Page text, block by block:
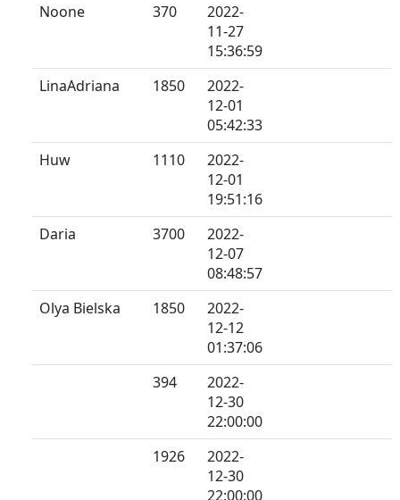
Noone
370
2022-
11-27
15:36:59
LinaAdriana
1850
2022-
12-01
05:42:33
Huw
1110
2022-
12-01
19:51:16
Daria
3700
2022-
12-07
08:48:57
Olya Bielska
1850
2022-
12-12
01:37:06
394
2022-
12-30
22:00:00
1926
2022-
12-30
22:00:00